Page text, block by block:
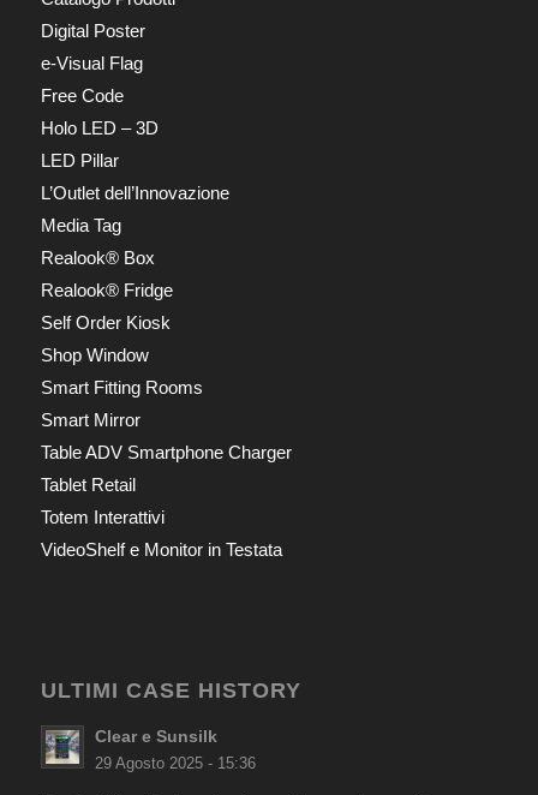
Digital Poster
e-Visual Flag
Free Code
Holo LED – 3D
LED Pillar
L’Outlet dell’Innovazione
Media Tag
Realook® Box
Realook® Fridge
Self Order Kiosk
Shop Window
Smart Fitting Rooms
Smart Mirror
Table ADV Smartphone Charger
Tablet Retail
Totem Interattivi
VideoShelf e Monitor in Testata
ULTIMI CASE HISTORY
Clear e Sunsilk
29 Agosto 2025 - 15:36